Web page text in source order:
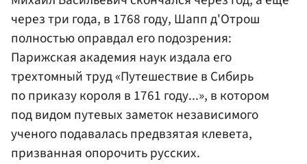
через три года, в 1768 году, Шапп д'Отрош
полностью оправдал его подозрения:
Парижская академия наук издала его
трехтомный труд «Путешествие в Сибирь
по приказу короля в 1761 году...», в котором
под видом путевых заметок независимого
ученого подавалась предвзятая клевета,
призванная опорочить русских.